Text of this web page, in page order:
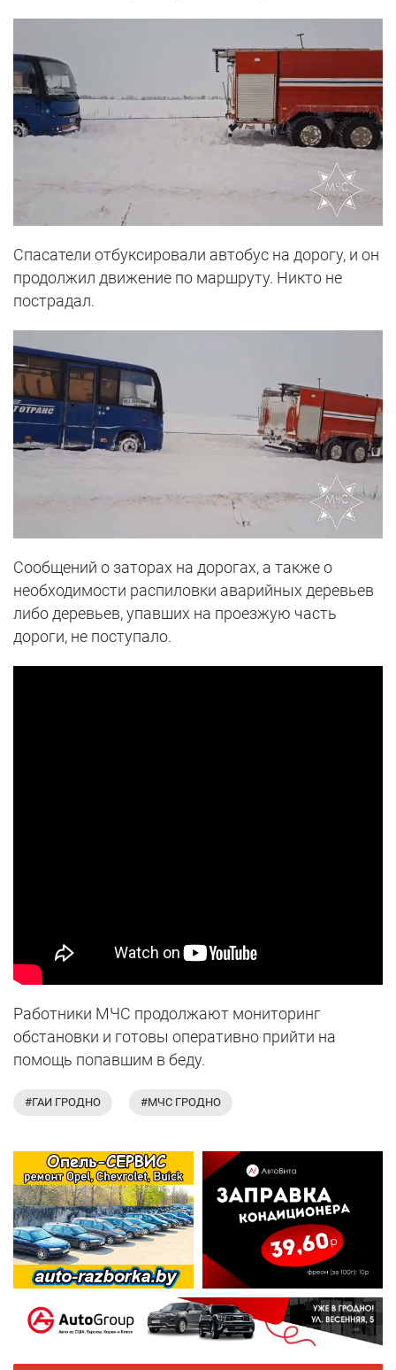
Спасатели отбуксировали автобус на дорогу, и он
продолжил движение по маршруту. Никто не
пострадал.
Сообщений о заторах на дорогах, а также о
необходимости распиловки аварийных деревьев
либо деревьев, упавших на проезжую часть
дороги, не поступало.
Работники МЧС продолжают мониторинг
обстановки и готовы оперативно прийти на
помощь попавшим в беду.
#ГАИ ГРОДНО #МЧС ГРОДНО